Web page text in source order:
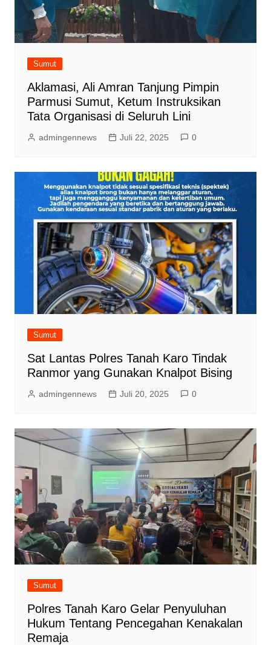
Sumut
Aklamasi, Ali Amran Tanjung Pimpin
Parmusi Sumut, Ketum Instruksikan
Tata Organisasi di Seluruh Lini
admingennews Juli 22, 2025 0
Sumut
Sat Lantas Polres Tanah Karo Tindak
Ranmor yang Gunakan Knalpot Bising
admingennews Juli 20, 2025 0
Sumut
Polres Tanah Karo Gelar Penyuluhan
Hukum Tentang Pencegahan Kenakalan
Remaja